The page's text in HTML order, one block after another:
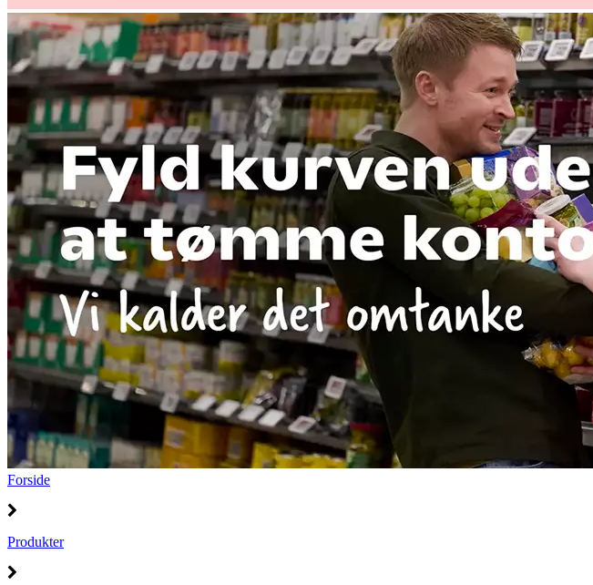
Forside
Produkter